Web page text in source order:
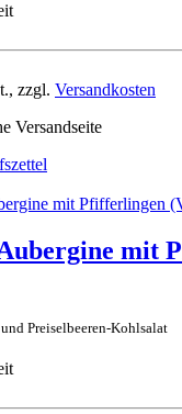
, zzgl. Versandkosten
Versandseite
mit
Preiselbeeren-Kohlsalat